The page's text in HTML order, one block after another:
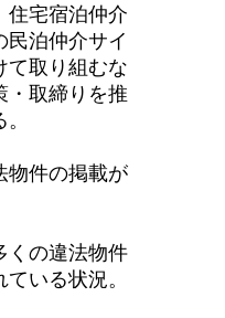
住宅宿泊仲介
民泊仲介サイ
て取り組むな
・取締りを推
物件の掲載が
くの違法物件
いる状況。